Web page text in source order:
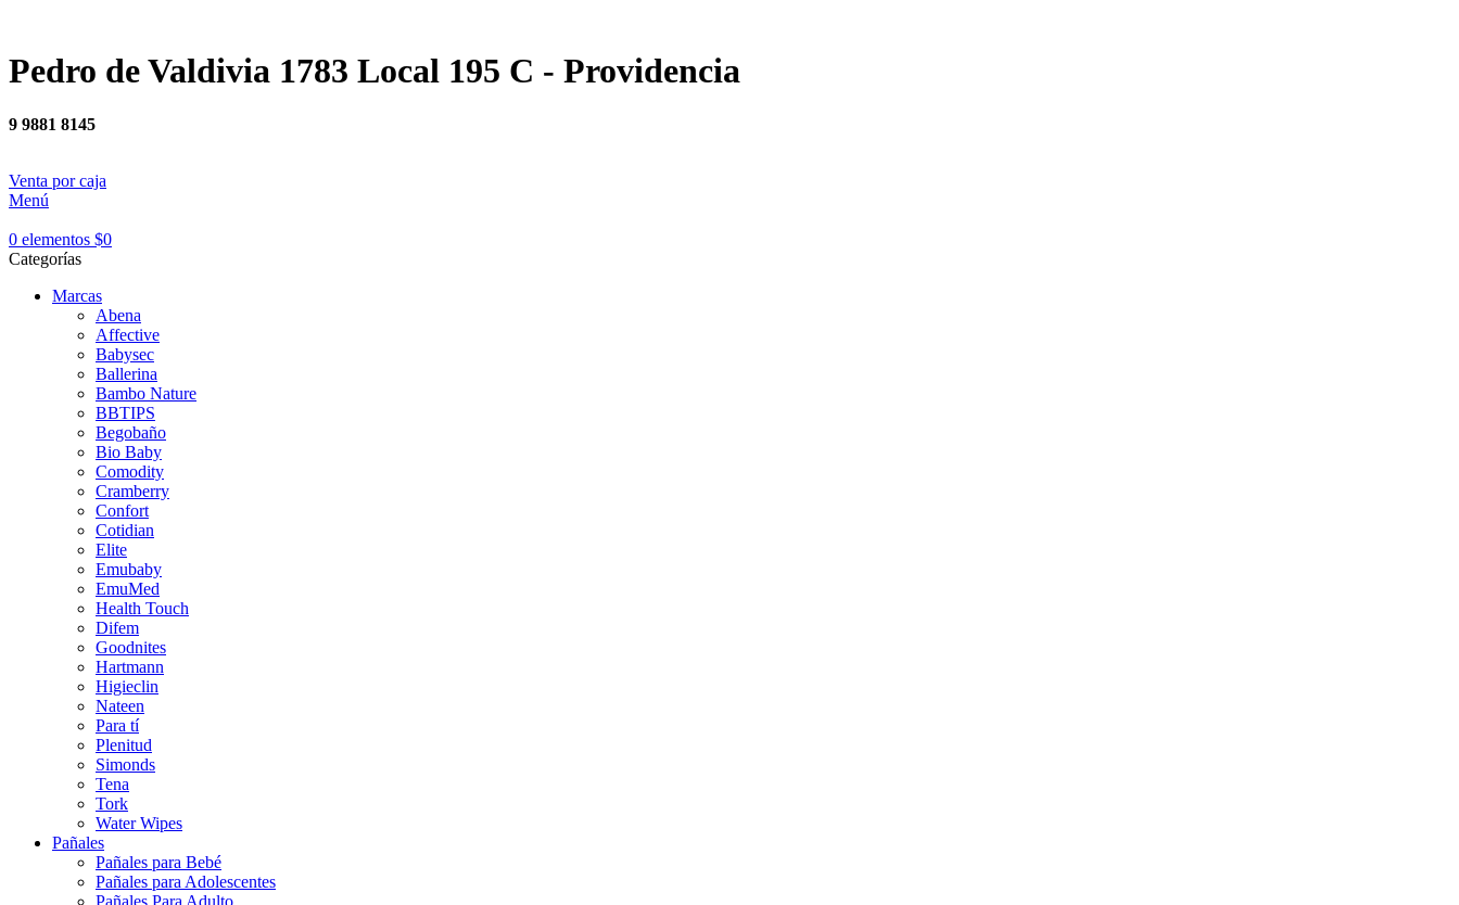
Pedro de Valdivia 1783 Local 195 C - Providencia
9 9881 8145
Venta por caja
Menú
0 elementos $0
Categorías
Marcas
Abena
Affective
Babysec
Ballerina
Bambo Nature
BBTIPS
Begobaño
Bio Baby
Comodity
Cramberry
Confort
Cotidian
Elite
Emubaby
EmuMed
Health Touch
Difem
Goodnites
Hartmann
Higieclin
Nateen
Para tí
Plenitud
Simonds
Tena
Tork
Water Wipes
Pañales
Pañales para Bebé
Pañales para Adolescentes
Pañales Para Adulto